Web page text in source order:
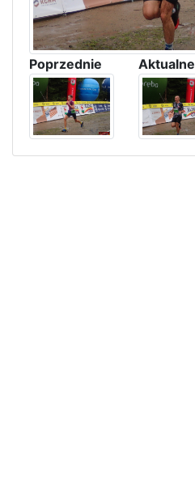
Poprzednie Aktualne